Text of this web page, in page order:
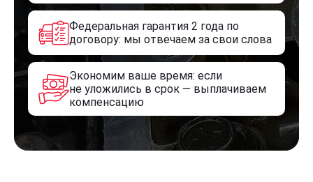
Федеральная гарантия 2 года по
договору: мы отвечаем за свои слова
Экономим ваше время: если
не уложились в срок — выплачиваем
компенсацию